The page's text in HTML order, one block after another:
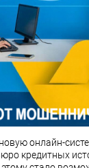
онлайн-
кредитных